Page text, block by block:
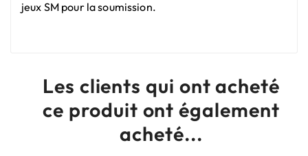
jeux SM pour la soumission.
Les clients qui ont acheté
ce produit ont également
acheté...